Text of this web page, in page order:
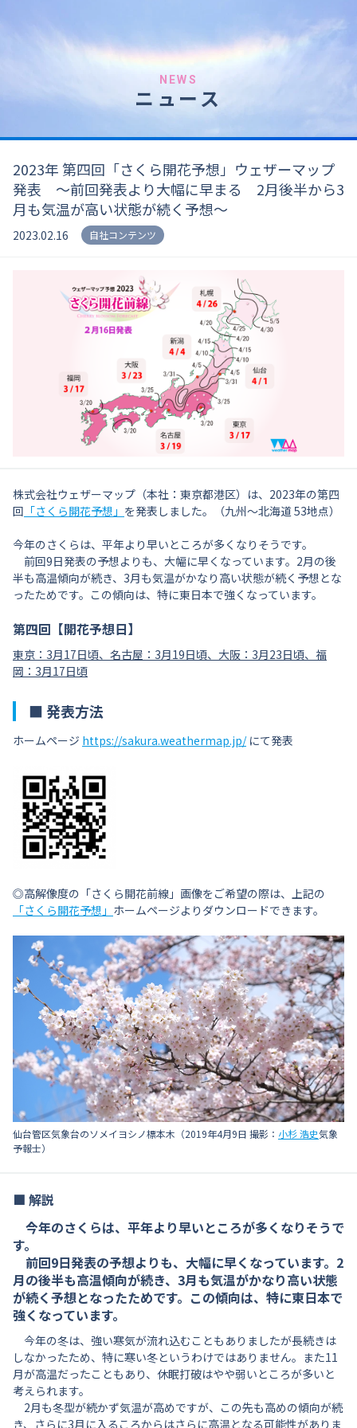
NEWS
ニュース
2023年 第四回「さくら開花予想」ウェザーマップ
発表 〜前回発表より大幅に早まる 2月後半から3
月も気温が高い状態が続く予想〜
2023.02.16 自社コンテンツ
株式会社ウェザーマップ（本社：東京都港区）は、2023年の第四
回 「さくら開花予想」 を発表しました。（九州〜北海道 53地点）
今年のさくらは、平年より早いところが多くなりそうです。
前回9日発表の予想よりも、大幅に早くなっています。2月の後
半も高温傾向が続き、3月も気温がかなり高い状態が続く予想とな
ったためです。この傾向は、特に東日本で強くなっています。
第四回【開花予想日】
東京：3月17日頃、名古屋：3月19日頃、大阪：3月23日頃、福
岡：3月17日頃
■ 発表方法
ホームページ https://sakura.weathermap.jp/にて発表
◎高解像度の「さくら開花前線」画像をご希望の際は、上記の
「さくら開花予想」 ホームページよりダウンロードできます。
仙台管区気象台のソメイヨシノ標本木（2019年4月9日 撮影： 小杉 浩史気象
予報士）
■ 解説
今年のさくらは、平年より早いところが多くなりそうで
す。
前回9日発表の予想よりも、大幅に早くなっています。2
月の後半も高温傾向が続き、3月も気温がかなり高い状態
が続く予想となったためです。この傾向は、特に東日本で
強くなっています。
今年の冬は、強い寒気が流れ込むこともありましたが長続きは
しなかったため、特に寒い冬というわけではありません。また11
月が高温だったこともあり、休眠打破はやや弱いところが多いと
考えられます。
2月も冬型が続かず気温が高めですが、この先も高めの傾向が続
き、さらに3月に入るころからはさらに高温となる可能性がありま